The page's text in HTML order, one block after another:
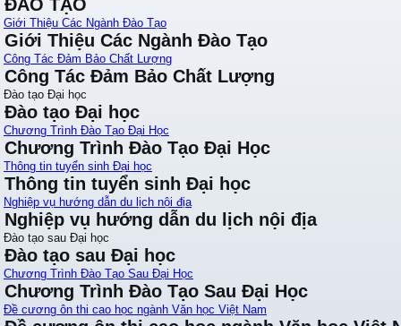
ĐÀO TẠO
Giới Thiệu Các Ngành Đào Tạo
Giới Thiệu Các Ngành Đào Tạo
Công Tác Đảm Bảo Chất Lượng
Công Tác Đảm Bảo Chất Lượng
Đào tạo Đại học
Đào tạo Đại học
Chương Trình Đào Tạo Đại Học
Chương Trình Đào Tạo Đại Học
Thông tin tuyển sinh Đại học
Thông tin tuyển sinh Đại học
Nghiệp vụ hướng dẫn du lịch nội địa
Nghiệp vụ hướng dẫn du lịch nội địa
Đào tạo sau Đại học
Đào tạo sau Đại học
Chương Trình Đào Tạo Sau Đại Học
Chương Trình Đào Tạo Sau Đại Học
Đề cương ôn thi cao học ngành Văn học Việt Nam